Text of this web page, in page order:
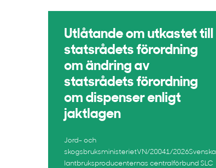
Utlåtande om utkastet till
statsrådets förordning
om ändring av
statsrådets förordning
om dispenser enligt
jaktlagen
Jord- och
skogsbruksministerietVN/20041/2026Svenska
lantbruksproducenternas centralförbund SLC